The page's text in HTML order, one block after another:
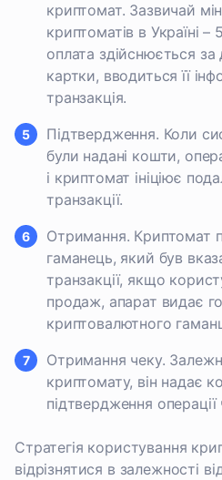
криптомат. Зазвичай
криптоматів в Україні
оплата здійснюється
картки, вводиться її
транзакція.
Підтвердження. Коли
були надані кошти,
і криптомат ініціює
транзакції.
Отримання. Криптомат
гаманець, який був
транзакції, якщо
продаж, апарат видає
криптовалютного
Отримання чеку.
криптомату, він надає
підтвердження
Стратегія користування
відрізнятися в залежності